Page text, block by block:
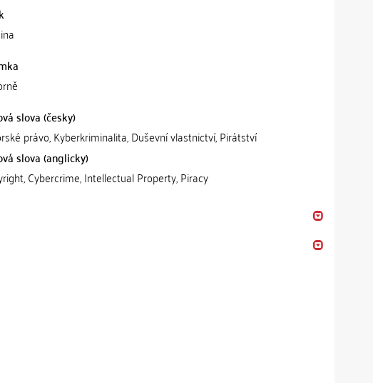
slova (česky)
právo, Kyberkriminalita, Duševní vlastnictví, Pirátství
slova (anglicky)
Cybercrime, Intellectual Property, Piracy